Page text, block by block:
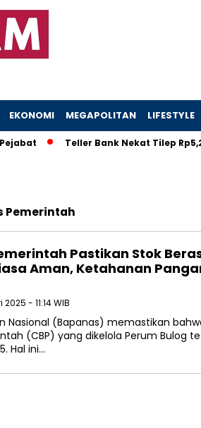
EKONOMI MEGAPOLITAN LIFESTYLE
Teller Bank Nekat Tilep
Pemerintah
Pastikan Stok
Aman, Ketahanan
- 11:14 WIB
Nasional (Bapanas) memastikan
(CBP) yang dikelola Perum Bulog
Hal ini…